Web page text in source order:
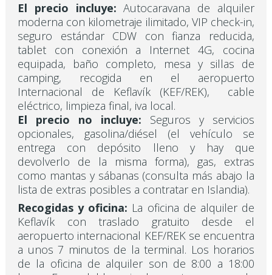
El precio incluye:Autocaravana de alquiler
moderna con kilometraje ilimitado, VIP check-in,
seguro estándar CDW con fianza reducida,
tablet con conexión a Internet 4G, cocina
equipada, baño completo, mesa y sillas de
camping, recogida en el aeropuerto
Internacional de Keflavík (KEF/REK), cable
eléctrico, limpieza final, iva local.
El precio no incluye: Seguros y servicios
opcionales, gasolina/diésel (el vehículo se
entrega con depósito lleno y hay que
devolverlo de la misma forma), gas, extras
como mantas y sábanas (consulta más abajo la
lista de extras posibles a contratar en Islandia).
Recogidas y oficina: La oficina de alquiler de
Keflavík con traslado gratuito desde el
aeropuerto internacional KEF/REK se encuentra
a unos 7 minutos de la terminal. Los horarios
de la oficina de alquiler son de 8:00 a 18:00